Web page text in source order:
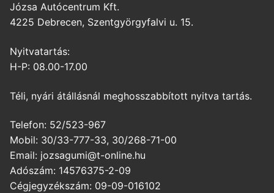
Józsa Autócentrum Kft.
4225 Debrecen, Szentgyörgyfalvi u. 15.
Nyitvatartás:
H-P: 08.00-17.00
Téli, nyári átállásnál meghosszabbított nyitva tartás.
Telefon: 52/523-967
Mobil: 30/33-777-33, 30/268-71-00
Email: jozsagumi@t-online.hu
Adószám: 14576375-2-09
Cégjegyzékszám: 09-09-016102